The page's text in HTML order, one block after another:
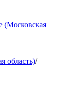
(Московская
область)/